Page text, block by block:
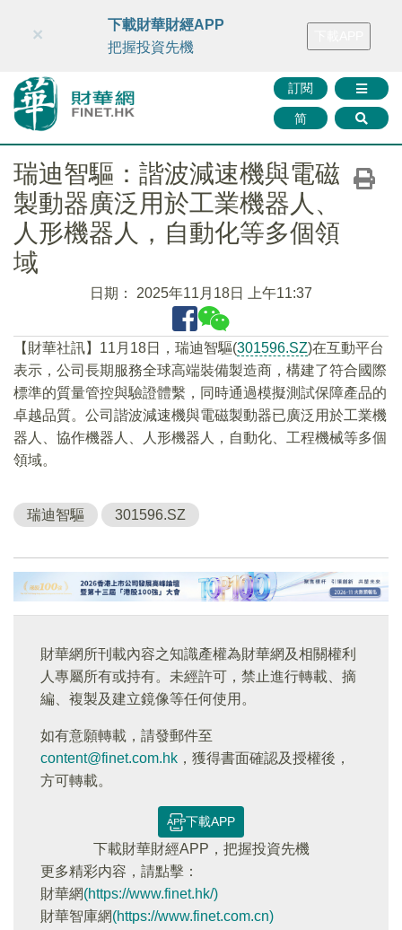
財華智庫網 FINTV FINMETA 財華證券 媒體矩陣
訂閱
简
×
下載財華財經APP
把握投資先機
瑞迪智驅：諧波減速機與電磁
製動器廣泛用於工業機器人、
人形機器人，自動化等多個領
域
日期： 2025年11月18日 上午11:37
【財華社訊】11月18日，瑞迪智驅(301596.SZ)在互動平台
表示，公司長期服務全球高端裝備製造商，構建了符合國際
標準的質量管控與驗證體繫，同時通過模擬測試保障產品的
卓越品質。公司諧波減速機與電磁製動器已廣泛用於工業機
器人、協作機器人、人形機器人，自動化、工程機械等多個
領域。
瑞迪智驅 301596.SZ
財華網所刊載內容之知識產權為財華網及相關權利
人專屬所有或持有。未經許可，禁止進行轉載、摘
編、複製及建立鏡像等任何使用。
如有意願轉載，請發郵件至
content@finet.com.hk ，獲得書面確認及授權後，
方可轉載。
下載APP
下載財華財經APP，把握投資先機
更多精彩内容，請點擊：
財華網(https://www.finet.hk/)
財華智庫網(https://www.finet.com.cn)